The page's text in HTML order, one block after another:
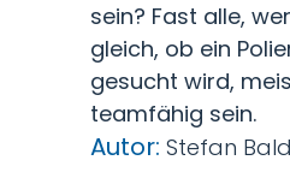
sein? Fast alle,
gleich, ob ein
gesucht wird,
teamfähig sein.
Autor: Stefan Bald